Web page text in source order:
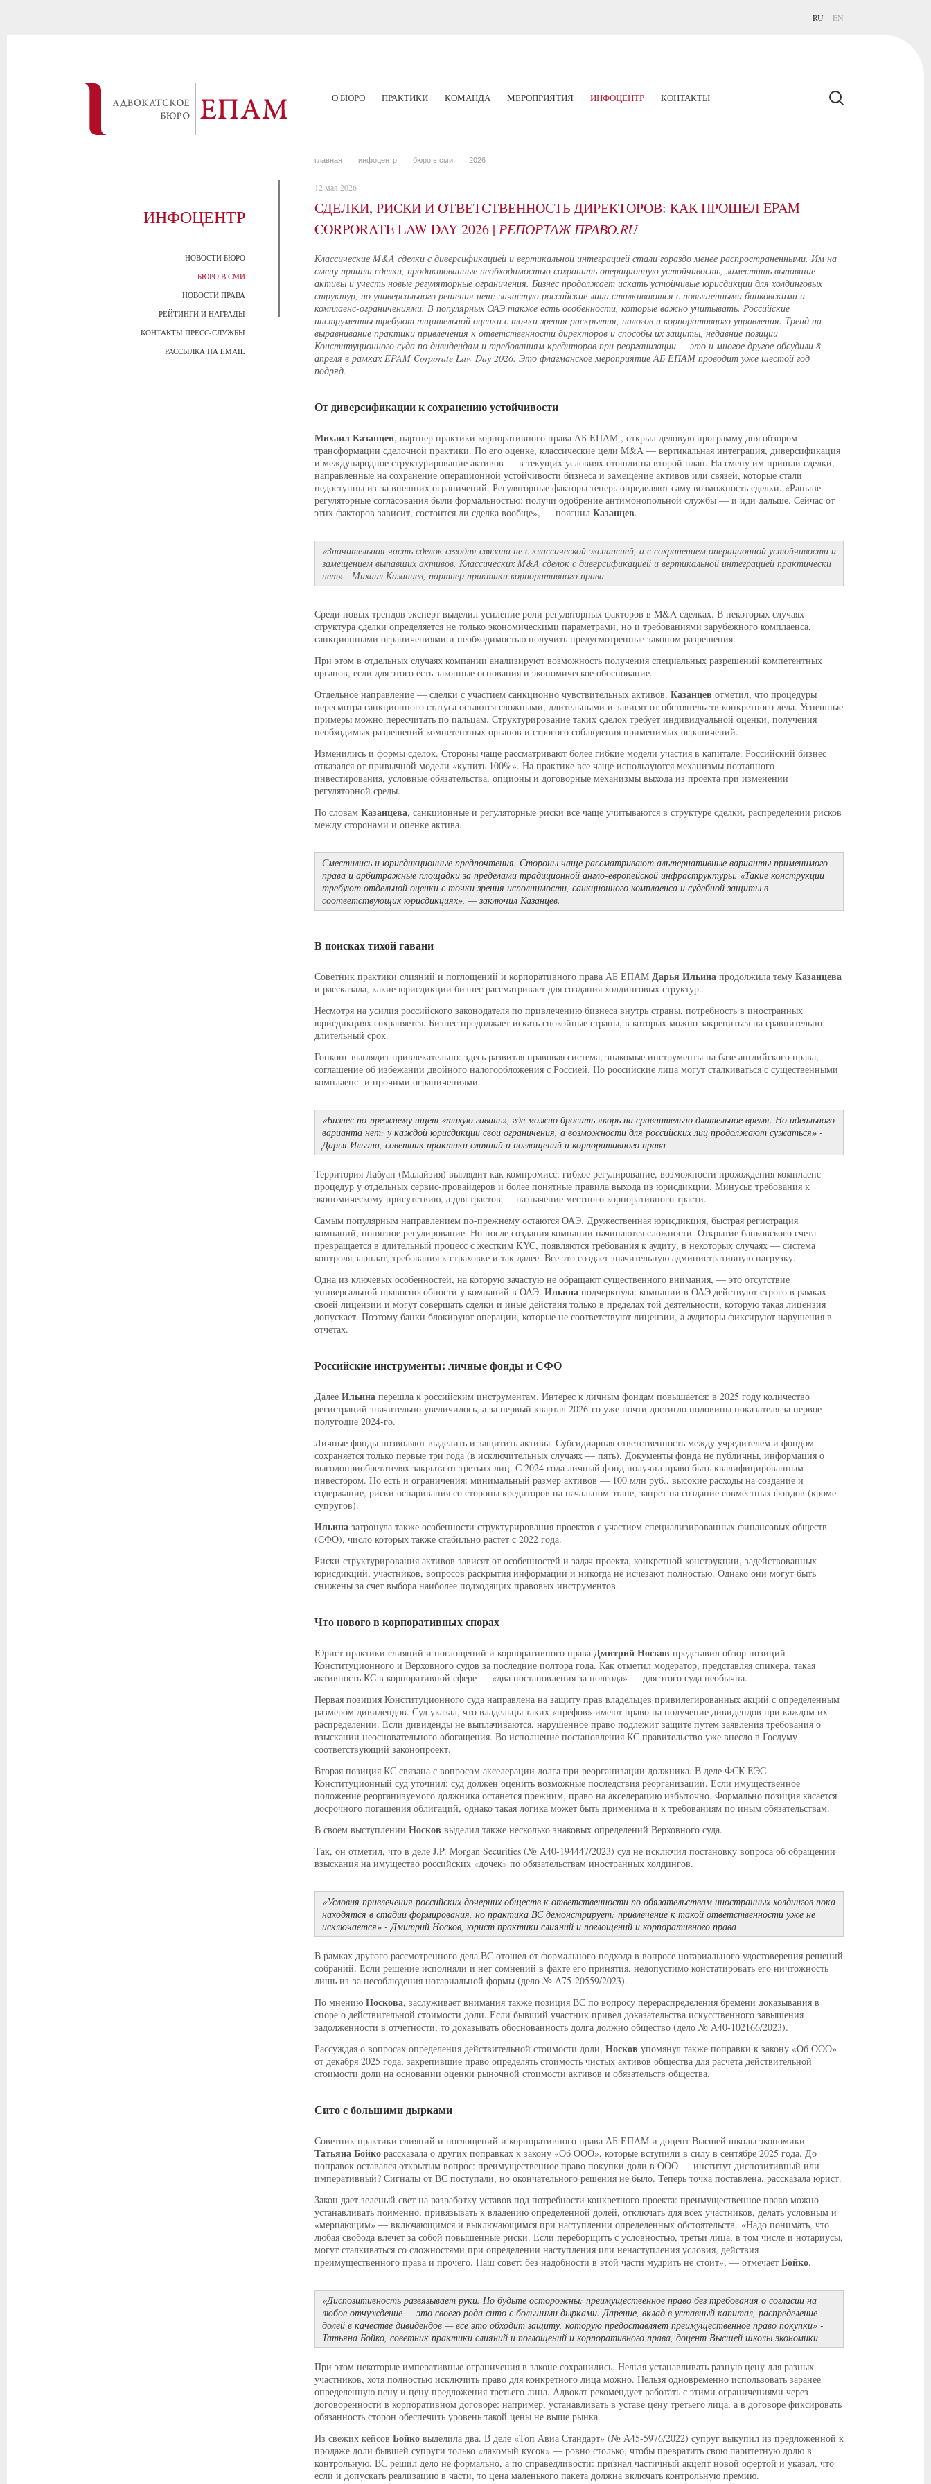
RU EN
О БЮРО ПРАКТИКИ КОМАНДА МЕРОПРИЯТИЯ ИНФОЦЕНТР КОНТАКТЫ
ИНФОЦЕНТР
НОВОСТИ БЮРО
БЮРО В СМИ
НОВОСТИ ПРАВА
РЕЙТИНГИ И НАГРАДЫ
КОНТАКТЫ ПРЕСС-СЛУЖБЫ
РАССЫЛКА НА EMAIL
главная инфоцентр бюро в сми 2026
12 мая 2026
СДЕЛКИ, РИСКИ И ОТВЕТСТВЕННОСТЬ ДИРЕКТОРОВ: КАК ПРОШЕЛ EPAM
CORPORATE LAW DAY 2026 | РЕПОРТАЖ ПРАВО.RU
Классические M&A сделки с диверсификацией и вертикальной интеграцией стали гораздо менее распространенными. Им на
смену пришли сделки, продиктованные необходимостью сохранить операционную устойчивость, заместить выпавшие
активы и учесть новые регуляторные ограничения. Бизнес продолжает искать устойчивые юрисдикции для холдинговых
структур, но универсального решения нет: зачастую российские лица сталкиваются с повышенными банковскими и
комплаенс-ограничениями. В популярных ОАЭ также есть особенности, которые важно учитывать. Российские
инструменты требуют тщательной оценки с точки зрения раскрытия, налогов и корпоративного управления. Тренд на
выравнивание практики привлечения к ответственности директоров и способы их защиты, недавние позиции
Конституционного суда по дивидендам и требованиям кредиторов при реорганизации — это и многое другое обсудили 8
апреля в рамках EPAM Corporate Law Day 2026. Это флагманское мероприятие АБ ЕПАМ проводит уже шестой год
подряд.
От диверсификации к сохранению устойчивости
Михаил Казанцев, партнер практики корпоративного права АБ ЕПАМ , открыл деловую программу дня обзором
трансформации сделочной практики. По его оценке, классические цели M&A — вертикальная интеграция, диверсификация
и международное структурирование активов — в текущих условиях отошли на второй план. На смену им пришли сделки,
направленные на сохранение операционной устойчивости бизнеса и замещение активов или связей, которые стали
недоступны из-за внешних ограничений. Регуляторные факторы теперь определяют саму возможность сделки. «Раньше
регуляторные согласования были формальностью: получи одобрение антимонопольной службы — и иди дальше. Сейчас от
этих факторов зависит, состоится ли сделка вообще», — пояснил Казанцев.
«Значительная часть сделок сегодня связана не с классической экспансией, а с сохранением операционной устойчивости и
замещением выпавших активов. Классических M&A сделок с диверсификацией и вертикальной интеграцией практически
нет» - Михаил Казанцев, партнер практики корпоративного права
Среди новых трендов эксперт выделил усиление роли регуляторных факторов в M&A сделках. В некоторых случаях
структура сделки определяется не только экономическими параметрами, но и требованиями зарубежного комплаенса,
санкционными ограничениями и необходимостью получить предусмотренные законом разрешения.
При этом в отдельных случаях компании анализируют возможность получения специальных разрешений компетентных
органов, если для этого есть законные основания и экономическое обоснование.
Отдельное направление — сделки с участием санкционно чувствительных активов. Казанцев отметил, что процедуры
пересмотра санкционного статуса остаются сложными, длительными и зависят от обстоятельств конкретного дела. Успешные
примеры можно пересчитать по пальцам. Структурирование таких сделок требует индивидуальной оценки, получения
необходимых разрешений компетентных органов и строгого соблюдения применимых ограничений.
Изменились и формы сделок. Стороны чаще рассматривают более гибкие модели участия в капитале. Российский бизнес
отказался от привычной модели «купить 100%». На практике все чаще используются механизмы поэтапного
инвестирования, условные обязательства, опционы и договорные механизмы выхода из проекта при изменении
регуляторной среды.
По словам Казанцева, санкционные и регуляторные риски все чаще учитываются в структуре сделки, распределении рисков
между сторонами и оценке актива.
Сместились и юрисдикционные предпочтения. Стороны чаще рассматривают альтернативные варианты применимого
права и арбитражные площадки за пределами традиционной англо-европейской инфраструктуры. «Такие конструкции
требуют отдельной оценки с точки зрения исполнимости, санкционного комплаенса и судебной защиты в
соответствующих юрисдикциях», — заключил Казанцев.
В поисках тихой гавани
Советник практики слияний и поглощений и корпоративного права АБ ЕПАМ Дарья Ильина продолжила тему Казанцева
и рассказала, какие юрисдикции бизнес рассматривает для создания холдинговых структур.
Несмотря на усилия российского законодателя по привлечению бизнеса внутрь страны, потребность в иностранных
юрисдикциях сохраняется. Бизнес продолжает искать спокойные страны, в которых можно закрепиться на сравнительно
длительный срок.
Гонконг выглядит привлекательно: здесь развитая правовая система, знакомые инструменты на базе английского права,
соглашение об избежании двойного налогообложения с Россией. Но российские лица могут сталкиваться с существенными
комплаенс- и прочими ограничениями.
«Бизнес по-прежнему ищет «тихую гавань», где можно бросить якорь на сравнительно длительное время. Но идеального
варианта нет: у каждой юрисдикции свои ограничения, а возможности для российских лиц продолжают сужаться» -
Дарья Ильина, советник практики слияний и поглощений и корпоративного права
Территория Лабуан (Малайзия) выглядит как компромисс: гибкое регулирование, возможности прохождения комплаенс-
процедур у отдельных сервис-провайдеров и более понятные правила выхода из юрисдикции. Минусы: требования к
экономическому присутствию, а для трастов — назначение местного корпоративного трасти.
Самым популярным направлением по-прежнему остаются ОАЭ. Дружественная юрисдикция, быстрая регистрация
компаний, понятное регулирование. Но после создания компании начинаются сложности. Открытие банковского счета
превращается в длительный процесс с жестким KYC, появляются требования к аудиту, в некоторых случаях — система
контроля зарплат, требования к страховке и так далее. Все это создает значительную административную нагрузку.
Одна из ключевых особенностей, на которую зачастую не обращают существенного внимания, — это отсутствие
универсальной правоспособности у компаний в ОАЭ. Ильина подчеркнула: компании в ОАЭ действуют строго в рамках
своей лицензии и могут совершать сделки и иные действия только в пределах той деятельности, которую такая лицензия
допускает. Поэтому банки блокируют операции, которые не соответствуют лицензии, а аудиторы фиксируют нарушения в
отчетах.
Российские инструменты: личные фонды и СФО
Далее Ильина перешла к российским инструментам. Интерес к личным фондам повышается: в 2025 году количество
регистраций значительно увеличилось, а за первый квартал 2026-го уже почти достигло половины показателя за первое
полугодие 2024-го.
Личные фонды позволяют выделить и защитить активы. Субсидиарная ответственность между учредителем и фондом
сохраняется только первые три года (в исключительных случаях — пять). Документы фонда не публичны, информация о
выгодоприобретателях закрыта от третьих лиц. С 2024 года личный фонд получил право быть квалифицированным
инвестором. Но есть и ограничения: минимальный размер активов — 100 млн руб., высокие расходы на создание и
содержание, риски оспаривания со стороны кредиторов на начальном этапе, запрет на создание совместных фондов (кроме
супругов).
Ильина затронула также особенности структурирования проектов с участием специализированных финансовых обществ
(СФО), число которых также стабильно растет с 2022 года.
Риски структурирования активов зависят от особенностей и задач проекта, конкретной конструкции, задействованных
юрисдикций, участников, вопросов раскрытия информации и никогда не исчезают полностью. Однако они могут быть
снижены за счет выбора наиболее подходящих правовых инструментов.
Что нового в корпоративных спорах
Юрист практики слияний и поглощений и корпоративного права Дмитрий Носков представил обзор позиций
Конституционного и Верховного судов за последние полтора года. Как отметил модератор, представляя спикера, такая
активность КС в корпоративной сфере — «два постановления за полгода» — для этого суда необычна.
Первая позиция Конституционного суда направлена на защиту прав владельцев привилегированных акций с определенным
размером дивидендов. Суд указал, что владельцы таких «префов» имеют право на получение дивидендов при каждом их
распределении. Если дивиденды не выплачиваются, нарушенное право подлежит защите путем заявления требования о
взыскании неосновательного обогащения. Во исполнение постановления КС правительство уже внесло в Госдуму
соответствующий законопроект.
Вторая позиция КС связана с вопросом акселерации долга при реорганизации должника. В деле ФСК ЕЭС
Конституционный суд уточнил: суд должен оценить возможные последствия реорганизации. Если имущественное
положение реорганизуемого должника останется прежним, право на акселерацию избыточно. Формально позиция касается
досрочного погашения облигаций, однако такая логика может быть применима и к требованиям по иным обязательствам.
В своем выступлении Носков выделил также несколько знаковых определений Верховного суда.
Так, он отметил, что в деле J.P. Morgan Securities (№ А40-194447/2023) суд не исключил постановку вопроса об обращении
взыскания на имущество российских «дочек» по обязательствам иностранных холдингов.
«Условия привлечения российских дочерних обществ к ответственности по обязательствам иностранных холдингов пока
находятся в стадии формирования, но практика ВС демонстрирует: привлечение к такой ответственности уже не
исключается» - Дмитрий Носков, юрист практики слияний и поглощений и корпоративного права
В рамках другого рассмотренного дела ВС отошел от формального подхода в вопросе нотариального удостоверения решений
собраний. Если решение исполняли и нет сомнений в факте его принятия, недопустимо констатировать его ничтожность
лишь из-за несоблюдения нотариальной формы (дело № А75-20559/2023).
По мнению Носкова, заслуживает внимания также позиция ВС по вопросу перераспределения бремени доказывания в
споре о действительной стоимости доли. Если бывший участник привел доказательства искусственного завышения
задолженности в отчетности, то доказывать обоснованность долга должно общество (дело № А40-102166/2023).
Рассуждая о вопросах определения действительной стоимости доли, Носков упомянул также поправки к закону «Об ООО»
от декабря 2025 года, закрепившие право определять стоимость чистых активов общества для расчета действительной
стоимости доли на основании оценки рыночной стоимости активов и обязательств общества.
Сито с большими дырками
Советник практики слияний и поглощений и корпоративного права АБ ЕПАМ и доцент Высшей школы экономики
Татьяна Бойко рассказала о других поправках к закону «Об ООО», которые вступили в силу в сентябре 2025 года. До
поправок оставался открытым вопрос: преимущественное право покупки доли в ООО — институт диспозитивный или
императивный? Сигналы от ВС поступали, но окончательного решения не было. Теперь точка поставлена, рассказала юрист.
Закон дает зеленый свет на разработку уставов под потребности конкретного проекта: преимущественное право можно
устанавливать поименно, привязывать к владению определенной долей, отключать для всех участников, делать условным и
«мерцающим» — включающимся и выключающимся при наступлении определенных обстоятельств. «Надо понимать, что
любая свобода влечет за собой повышенные риски. Если переборщить с условностью, третьи лица, в том числе и нотариусы,
могут сталкиваться со сложностями при определении наступления или ненаступления условия, действия
преимущественного права и прочего. Наш совет: без надобности в этой части мудрить не стоит», — отмечает Бойко.
«Диспозитивность развязывает руки. Но будьте осторожны: преимущественное право без требования о согласии на
любое отчуждение — это своего рода сито с большими дырками. Дарение, вклад в уставный капитал, распределение
долей в качестве дивидендов — все это обходит защиту, которую предоставляет преимущественное право покупки» -
Татьяна Бойко, советник практики слияний и поглощений и корпоративного права, доцент Высшей школы экономики
При этом некоторые императивные ограничения в законе сохранились. Нельзя устанавливать разную цену для разных
участников, хотя полностью исключить право для конкретного лица можно. Нельзя одновременно использовать заранее
определенную цену и цену предложения третьего лица. Адвокат рекомендует работать с этими ограничениями через
договоренности в корпоративном договоре: например, устанавливать в уставе цену третьего лица, а в договоре фиксировать
обязанность сторон обеспечить уровень такой цены не выше рынка.
Из свежих кейсов Бойко выделила два. В деле «Топ Авиа Стандарт» (№ А45-5976/2022) супруг выкупил из предложенной к
продаже доли бывшей супруги только «лакомый кусок» — ровно столько, чтобы превратить свою паритетную долю в
контрольную. ВС решил дело не формально, а по справедливости: признал частичный акцепт новой офертой и указал, что
если и допускать реализацию в части, то цена маленького пакета должна включать контрольную премию.